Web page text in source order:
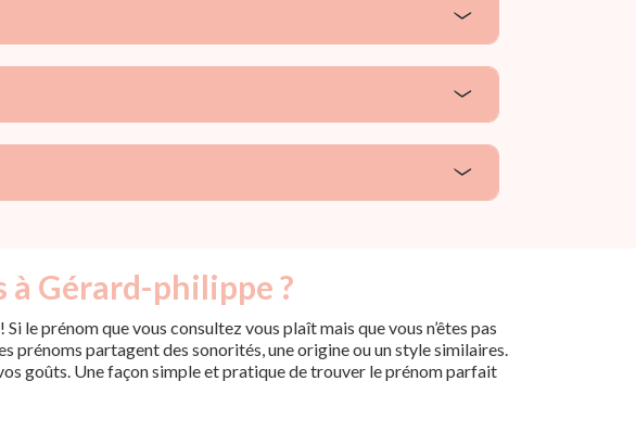
à Gérard-philippe ?
le prénom que vous consultez vous plaît mais que vous n’êtes pas
partagent des sonorités, une origine ou un style similaires.
goûts. Une façon simple et pratique de trouver le prénom parfait